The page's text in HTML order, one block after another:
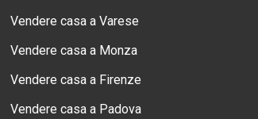
Vendere casa a Varese
Vendere casa a Monza
Vendere casa a Firenze
Vendere casa a Padova